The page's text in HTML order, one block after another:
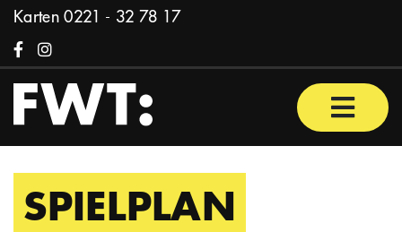
Zum Inhalt springen
Karten0221 - 32 78 17
FacebookInstagram
SPIELPLAN